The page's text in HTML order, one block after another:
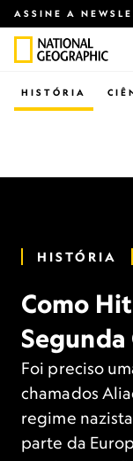
ASSINE A
HISTÓRIA
HISTÓRIA
Como
Foi preciso
chamados
regime
parte da